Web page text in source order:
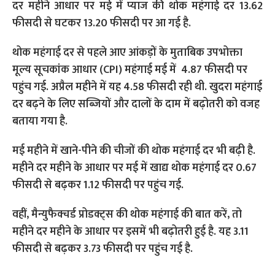
थोक महंगाई दर से पहले आए आंकड़ों के मुताबिक उपभोक्ता
मूल्य सूचकांक आधार (CPI) महंगाई मई में 4.87 फीसदी पर
पहुंच गई. अप्रैल महीने में यह 4.58 फीसदी रही थी. खुदरा महंगाई
दर बढ़ने के लिए सब्ज‍ियों और दालों के दाम में बढ़ोतरी को वजह
बताया गया है.
मई महीने में खाने-पीने की चीजों की थोक महंगाई दर भी बढ़ी है.
महीने दर महीने के आधार पर मई में खाद्य थोक महंगाई दर 0.67
फीसदी से बढ़कर 1.12 फीसदी पर पहुंच गई.
वहीं, मैन्युफैक्चर्ड प्रोडक्ट्स की थोक महंगाई की बात करें, तो
महीने दर महीने के आधार पर इसमें भी बढ़ोतरी हुई है. यह 3.11
फीसदी से बढ़कर 3.73 फीसदी पर पहुंच गई है.